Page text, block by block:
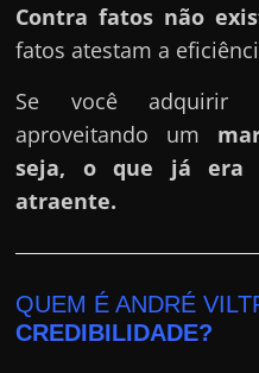
Contra fatos não
fatos atestam a
Se você adquirir
aproveitando um
seja, o que já era
atraente.
QUEM É ANDRÉ
CREDIBILIDADE?